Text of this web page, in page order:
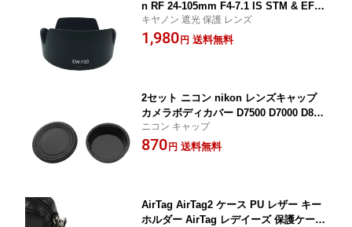
n RF 24-105mm F4-7.1 IS STM & EF-S
18-135mm F3.5-5.6 IS USM レンズ 用
Canon EOS R5 R6 RP R 90D 80D 77D
キヤノン 遮光 保護 レンズ
1,980 円 送料無料
2セット ニコン nikon レンズキャップ
カメラボディカバー D7500 D7000 D850
D810 D800 D750 D350 D600 D3500 D34
00 D3300 D3200 D3100 D56000 D5500
ニコン キャップ
870 円 送料無料
AirTag AirTag2 ケース PU レザー キー
ホルダー AirTag レデイーズ 保護ケース